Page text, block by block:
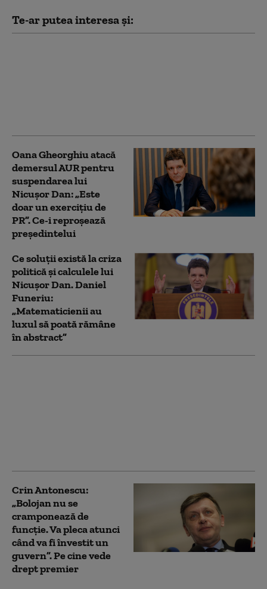
Te-ar putea interesa și:
Oana Gheorghiu atacă
demersul AUR pentru
suspendarea lui
Nicușor Dan: „Este
doar un exercițiu de
PR”. Ce-i reproșează
președintelui
Ce soluții există la criza
politică și calculele lui
Nicușor Dan. Daniel
Funeriu:
„Matematicienii au
luxul să poată rămâne
în abstract”
Crin Antonescu:
„Bolojan nu se
cramponează de
funcție. Va pleca atunci
când va fi învestit un
guvern”. Pe cine vede
drept premier